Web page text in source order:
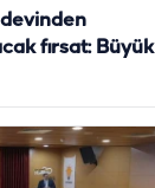
fırsat: Büyük